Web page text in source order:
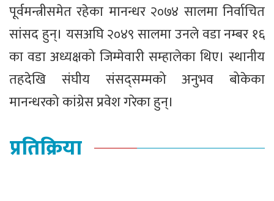
पूर्वमन्त्रीसमेत रहेका मानन्धर २०७४ सालमा निर्वाचित
सांसद हुन्। यसअघि २०४९ सालमा उनले वडा नम्बर १६
का वडा अध्यक्षको जिम्मेवारी सम्हालेका थिए। स्थानीय
तहदेखि संघीय संसद्सम्मको अनुभव बोकेका
मानन्धरको कांग्रेस प्रवेश गरेका हुन्।
प्रतिक्रिया